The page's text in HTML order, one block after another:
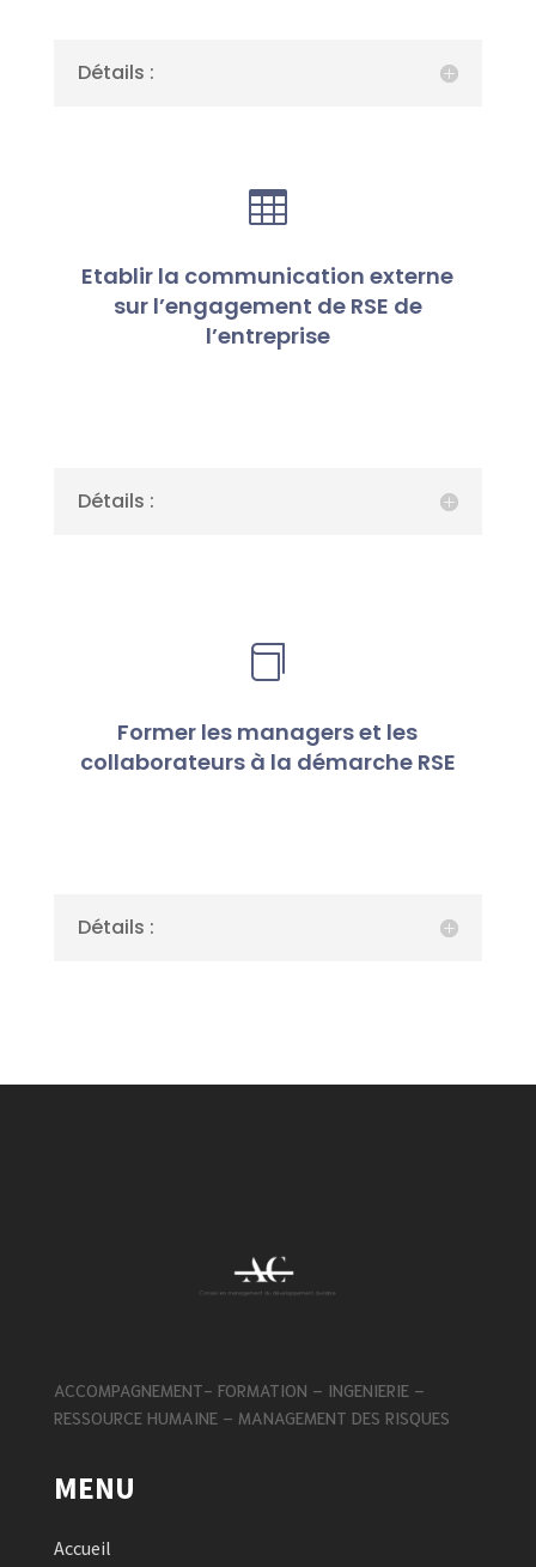
Détails :

Etablir la communication externe
sur l’engagement de RSE de
l’entreprise
Détails :

Former les managers et les
collaborateurs à la démarche RSE
Détails :
ACCOMPAGNEMENT- FORMATION – INGENIERIE –
RESSOURCE HUMAINE – MANAGEMENT DES RISQUES
MENU
Accueil